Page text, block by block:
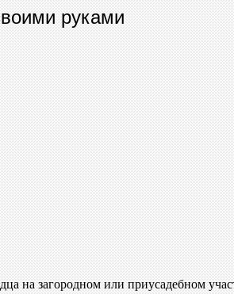
руками
на загородном или приусадебном